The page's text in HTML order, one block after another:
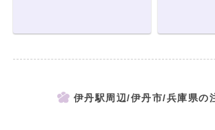
伊丹駅周辺/伊丹市/兵庫県の